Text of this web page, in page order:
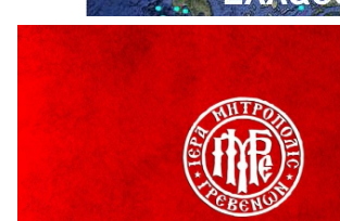
6 Αυγούστου 2026
Ολοκληρώνεται η ασφαλτόστρωση της
Αβδέλλα
H παραδοχή λαθών είναι (και) δύναμη
5 Αυγούστου 2026
Ο ΑΝΔΡΕΑΣ ΑΣΛΑΝΙΔΗΣ ΣΥΝΕΧΙΖΕΙ ΣΤΟΝ
ΓΡΕΒΕΝΩΝ